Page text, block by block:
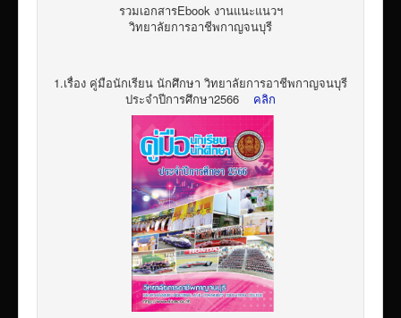
รวมเอกสารEbook งานแนะแนวฯ
วิทยาลัยการอาชีพกาญจนบุรี
1.เรื่อง คู่มือนักเรียน นักศึกษา วิทยาลัยการอาชีพกาญจนบุรี
ประจำปีการศึกษา2566
คลิก